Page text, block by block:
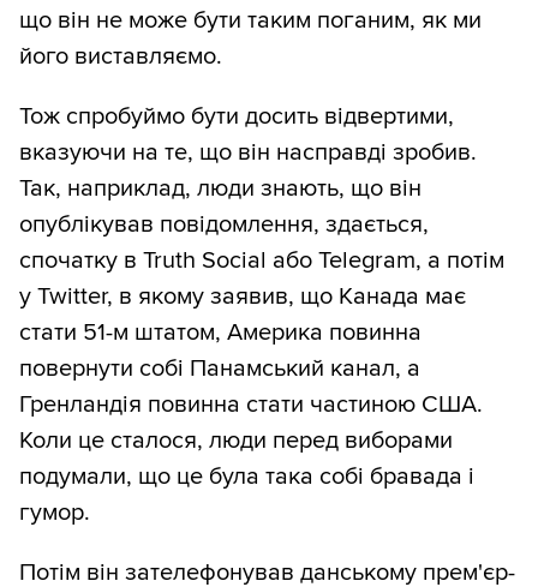
що він не може бути таким поганим, як ми
його виставляємо.
Тож спробуймо бути досить відвертими,
вказуючи на те, що він насправді зробив.
Так, наприклад, люди знають, що він
опублікував повідомлення, здається,
спочатку в Truth Social або Telegram, а потім
у Twitter, в якому заявив, що Канада має
стати 51-м штатом, Америка повинна
повернути собі Панамський канал, а
Гренландія повинна стати частиною США.
Коли це сталося, люди перед виборами
подумали, що це була така собі бравада і
гумор.
Потім він зателефонував данському прем'єр-